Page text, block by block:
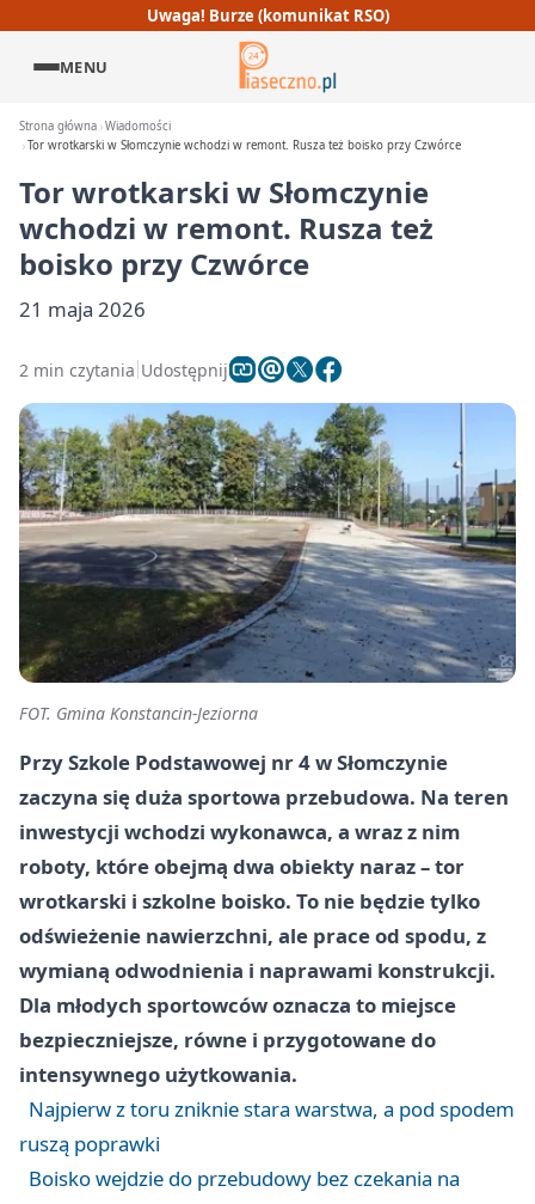
Uwaga! Burze (komunikat RSO)
MENU
Strona główna Wiadomości
Tor wrotkarski w Słomczynie wchodzi w remont. Rusza też boisko przy Czwórce
Tor wrotkarski w Słomczynie
wchodzi w remont. Rusza też
boisko przy Czwórce
21 maja 2026
2 min czytania Udostępnij
FOT. Gmina Konstancin-Jeziorna
Przy Szkole Podstawowej nr 4 w Słomczynie
zaczyna się duża sportowa przebudowa. Na teren
inwestycji wchodzi wykonawca, a wraz z nim
roboty, które obejmą dwa obiekty naraz – tor
wrotkarski i szkolne boisko. To nie będzie tylko
odświeżenie nawierzchni, ale prace od spodu, z
wymianą odwodnienia i naprawami konstrukcji.
Dla młodych sportowców oznacza to miejsce
bezpieczniejsze, równe i przygotowane do
intensywnego użytkowania.
Najpierw z toru zniknie stara warstwa, a pod spodem
ruszą poprawki
Boisko wejdzie do przebudowy bez czekania na